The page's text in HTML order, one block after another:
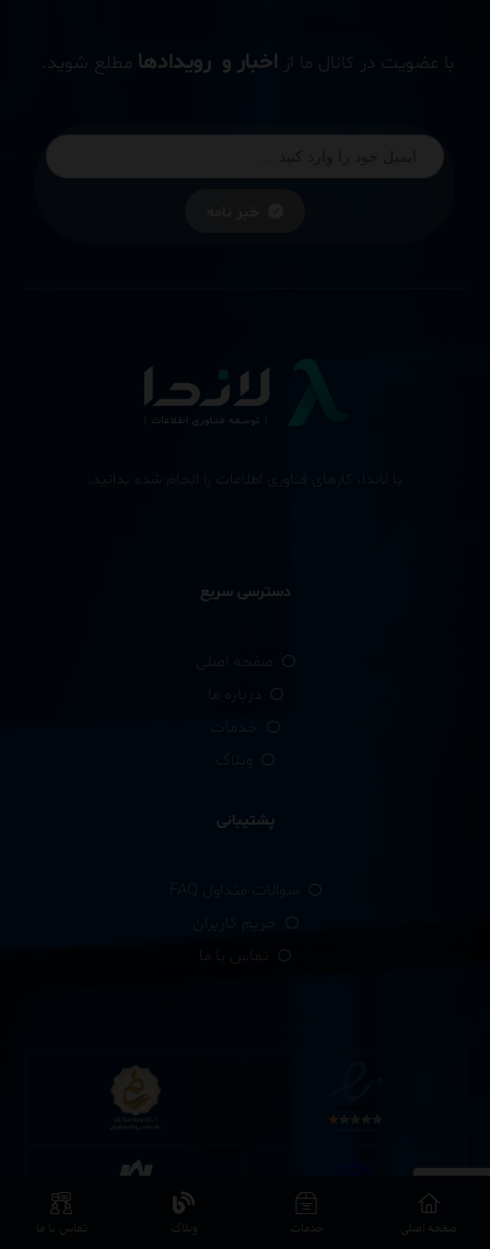
با عضویت در کانال ما از اخبار و رویدادها مطلع شوید.
با لاندا، کارهای فناوری اطلاعات را انجام شده بدانید.
دسترسی سریع
صفحه اصلی
پشتیبانی
سوالات متداول FAQ
حریم کاربران
صفحه اصلی خدمات وبلاگ تماس با ما